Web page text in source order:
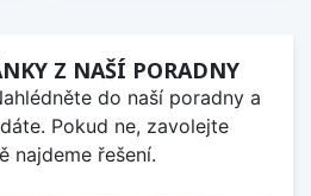
Z NAŠÍ PORADNY
do naší poradny a
Pokud ne, zavolejte
najdeme řešení.